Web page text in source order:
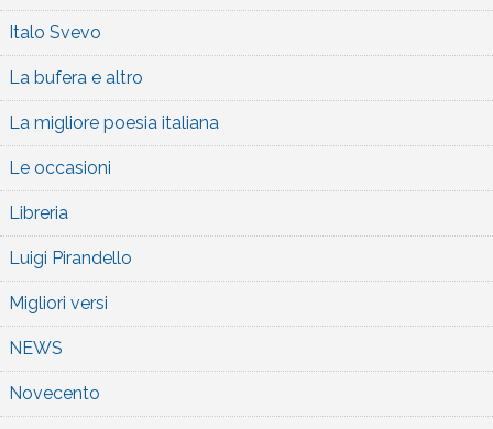
Italo Svevo
La bufera e altro
La migliore poesia italiana
Le occasioni
Libreria
Luigi Pirandello
Migliori versi
NEWS
Novecento